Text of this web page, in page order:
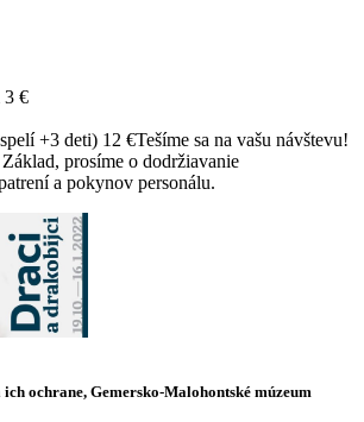
3 €
+3 deti) 12 €Tešíme sa na vašu návštevu!
prosíme o dodržiavanie
a pokynov personálu.
ochrane, Gemersko-Malohontské múzeum